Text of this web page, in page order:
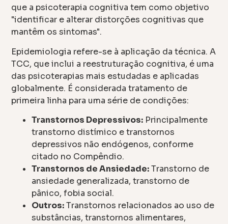
que a psicoterapia cognitiva tem como objetivo
"identificar e alterar distorções cognitivas que
mantêm os sintomas".
Epidemiologia refere-se à aplicação da técnica. A
TCC, que inclui a reestruturação cognitiva, é uma
das psicoterapias mais estudadas e aplicadas
globalmente. É considerada tratamento de
primeira linha para uma série de condições:
Transtornos Depressivos: Principalmente
transtorno distímico e transtornos
depressivos não endógenos, conforme
citado no Compêndio.
Transtornos de Ansiedade:Transtorno de
ansiedade generalizada, transtorno de
pânico, fobia social.
Outros:Transtornos relacionados ao uso de
substâncias, transtornos alimentares,